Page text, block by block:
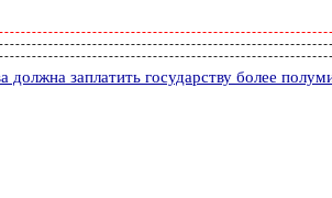
заплатить государству более